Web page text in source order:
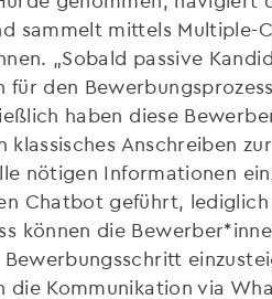
sammelt mittels Multiple-
„Sobald passive
den
haben diese
Anschreiben
nötigen Informationen
Chatbot geführt,
können die
die Kommunikation via